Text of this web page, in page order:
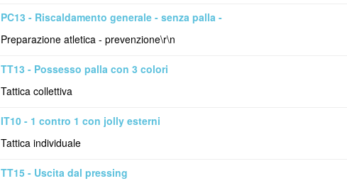
PC13 - Riscaldamento generale - senza palla -
Preparazione atletica - prevenzione\r\n
TT13 - Possesso palla con 3 colori
Tattica collettiva
IT10 - 1 contro 1 con jolly esterni
Tattica individuale
TT15 - Uscita dal pressing